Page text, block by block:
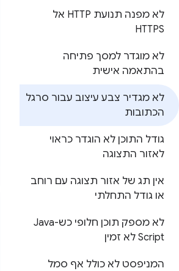
לא מפנה תנועת HTTP אל
HTTPS
לא מוגדר למסך פתיחה
בהתאמה אישית
לא מגדיר צבע עיצוב עבור סרגל
הכתובות
גודל התוכן לא הוגדר כראוי
לאזור התצוגה
אין תג של אזור תצוגה עם רוחב
או גודל התחלתי
לא מספק תוכן חלופי כש-Java
Script לא זמין
המניפסט לא כולל אף סמל